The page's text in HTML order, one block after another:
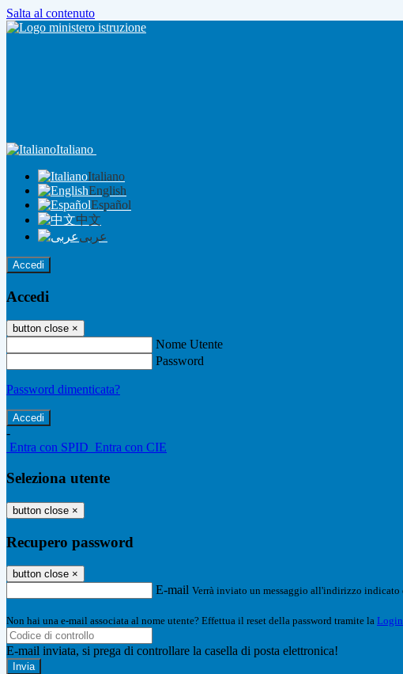
Salta al contenuto
Italiano
Italiano
English
Español
中文
عربى
Accedi
Accedi
button close ×
Nome Utente
Password
Password dimenticata?
-
Entra con SPID Entra con CIE
Seleziona utente
button close ×
Recupero password
button close ×
E-mail Verrà inviato un messaggio all'indirizzo indicato
Non hai una e-mail associata al nome utente? Effettua il reset della password tramite la
E-mail inviata, si prega di controllare la casella di posta elettronica!